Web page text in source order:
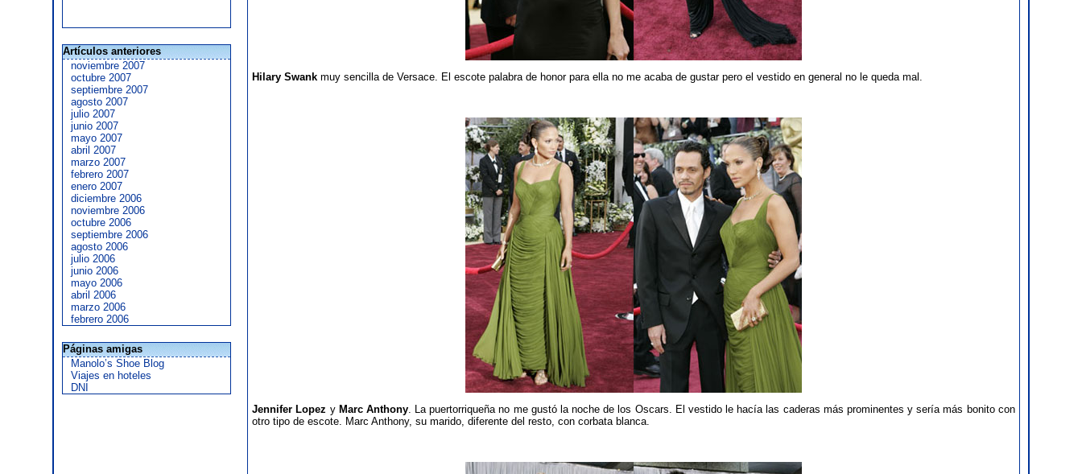
Artículos anteriores
noviembre 2007
octubre 2007
septiembre 2007
agosto 2007
julio 2007
junio 2007
mayo 2007
abril 2007
marzo 2007
febrero 2007
enero 2007
diciembre 2006
noviembre 2006
octubre 2006
septiembre 2006
agosto 2006
julio 2006
junio 2006
mayo 2006
abril 2006
marzo 2006
febrero 2006
Páginas amigas
Manolo’s Shoe Blog
Viajes en hoteles
DNI
Hilary Swank muy sencilla de Versace. El escote palabra de honor para ella no me acaba de gustar pero el vestido en general no le queda mal.
Jennifer Lopez y Marc Anthony. La puertorriqueña no me gustó la noche de los Oscars. El vestido le hacía las caderas más prominentes y sería más bonito con
otro tipo de escote. Marc Anthony, su marido, diferente del resto, con corbata blanca.